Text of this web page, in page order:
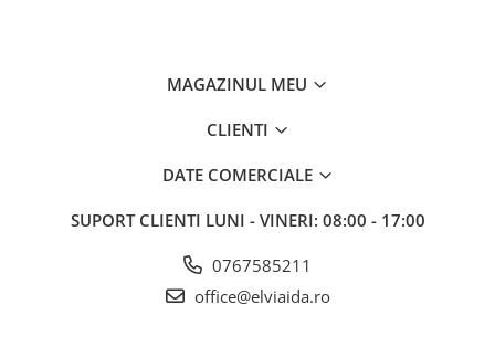
MAGAZINUL MEU
CLIENTI
DATE COMERCIALE
SUPORT CLIENTI LUNI - VINERI: 08:00 - 17:00
0767585211
office@elviaida.ro